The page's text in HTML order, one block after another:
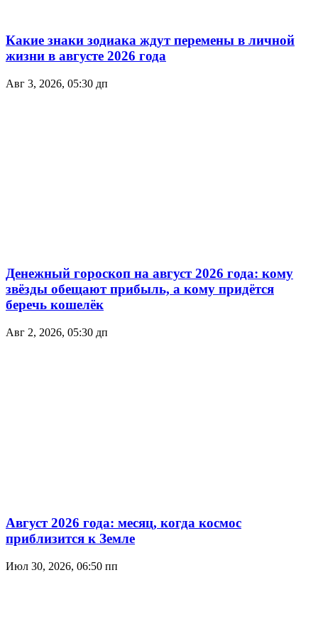
Какие знаки зодиака ждут перемены в личной
жизни в августе 2026 года
Авг 3, 2026, 05:30 дп
Денежный гороскоп на август 2026 года: кому
звёзды обещают прибыль, а кому придётся
беречь кошелёк
Авг 2, 2026, 05:30 дп
Август 2026 года: месяц, когда космос
приблизится к Земле
Июл 30, 2026, 06:50 пп